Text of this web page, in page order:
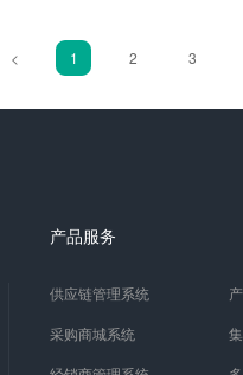
< 1 2 3
产品服务
供应链管理系统
采购商城系统